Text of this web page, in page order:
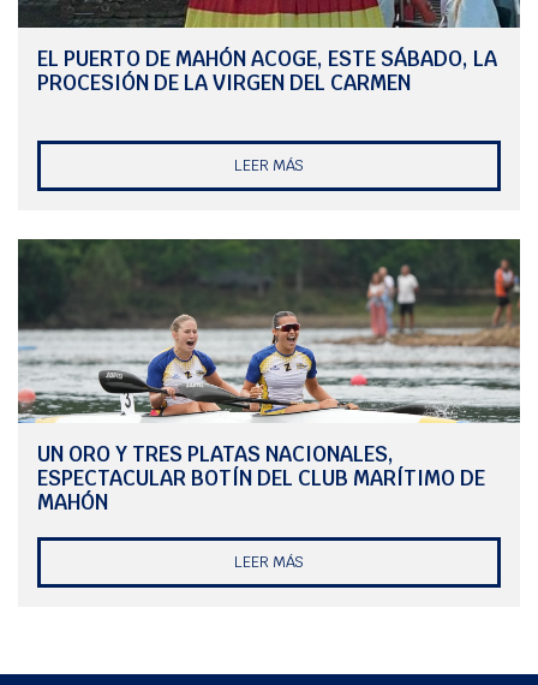
EL PUERTO DE MAHÓN ACOGE, ESTE SÁBADO, LA
PROCESIÓN DE LA VIRGEN DEL CARMEN
LEER MÁS
UN ORO Y TRES PLATAS NACIONALES,
ESPECTACULAR BOTÍN DEL CLUB MARÍTIMO DE
MAHÓN
LEER MÁS